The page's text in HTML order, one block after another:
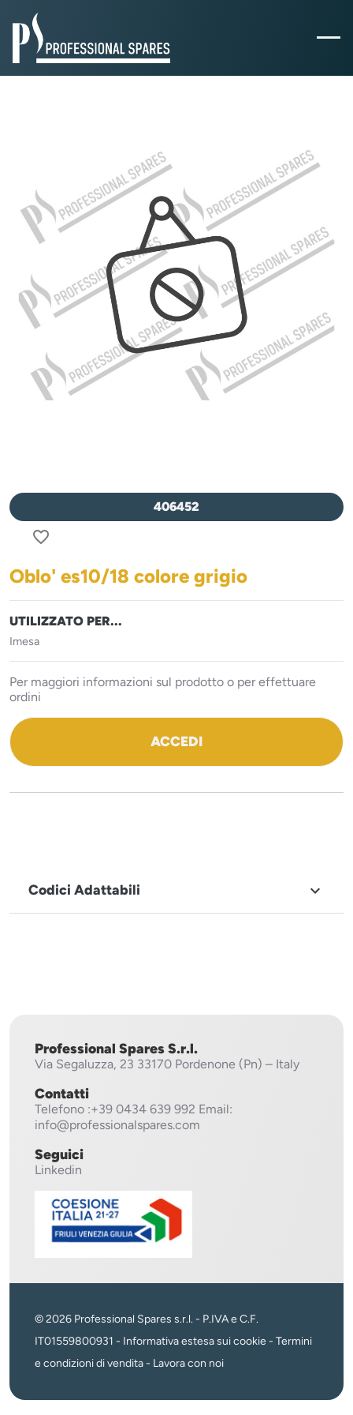
406452
favorite_border
Oblo' es10/18 colore grigio
UTILIZZATO PER...
Imesa
Per maggiori informazioni sul prodotto o per effettuare
ordini
ACCEDI
Codici Adattabili 
Professional Spares S.r.l.
Via Segaluzza, 23 33170 Pordenone (Pn) – Italy
Contatti
Telefono :+39 0434 639 992 Email:
info@professionalspares.com
Seguici
Linkedin
© 2026 Professional Spares s.r.l. - P.IVA e C.F.
IT01559800931 - Informativa estesa sui cookie - Termini
e condizioni di vendita- Lavora con noi